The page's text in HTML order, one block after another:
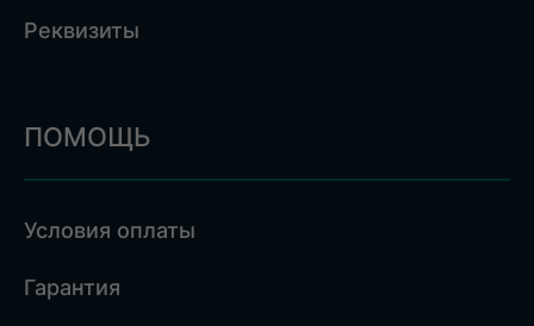
Реквизиты
ПОМОЩЬ
Условия оплаты
Гарантия